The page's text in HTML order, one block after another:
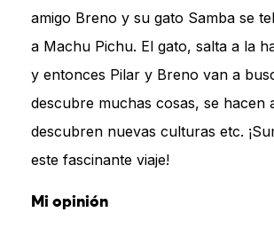
amigo Breno y su gato Samba se
a Machu Pichu. El gato, salta a la
y entonces Pilar y Breno van a
descubre muchas cosas, se hacen
descubren nuevas culturas etc.
este fascinante viaje!
Mi opinión